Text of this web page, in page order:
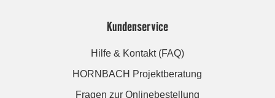
Kundenservice
Hilfe & Kontakt (FAQ)
HORNBACH Projektberatung
Fragen zur Onlinebestellung